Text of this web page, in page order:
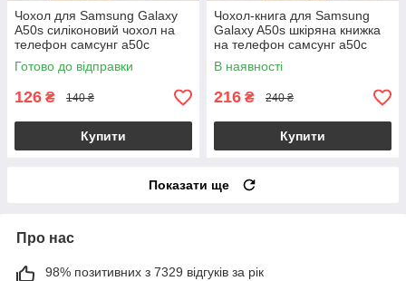
Чохол для Samsung Galaxy
A50s силіконовий чохол на
телефон самсунг а50с
прозорий nsp
Готово до відправки
126 ₴ 140 ₴
Купити
Чохол-книга для Samsung
Galaxy A50s шкіряна книжка
на телефон самсунг а50с
бірюзова prm
В наявності
216 ₴ 240 ₴
Купити
Показати ще
Про нас
98% позитивних з 7329 відгуків за рік